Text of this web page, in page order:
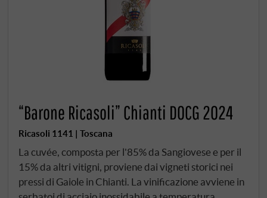
“Barone Ricasoli” Chianti DOCG 2024
Ricasoli 1141 | Toscana
La cuvée, composta per l'85% da Sangiovese e per il
15% da altri vitigni, proviene dai vigneti storici nei
pressi di Gaiole in Chianti. La vinificazione avviene in